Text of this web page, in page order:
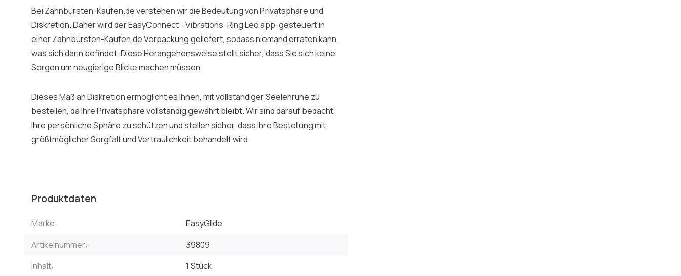
Bei Zahnbürsten-Kaufen.de verstehen wir die Bedeutung von Privatsphäre und
Diskretion. Daher wird der EasyConnect - Vibrations-Ring Leo app-gesteuert in
einer Zahnbürsten-Kaufen.de Verpackung geliefert, sodass niemand erraten kann,
was sich darin befindet. Diese Herangehensweise stellt sicher, dass Sie sich keine
Sorgen um neugierige Blicke machen müssen.
Dieses Maß an Diskretion ermöglicht es Ihnen, mit vollständiger Seelenruhe zu
bestellen, da Ihre Privatsphäre vollständig gewahrt bleibt. Wir sind darauf bedacht,
Ihre persönliche Sphäre zu schützen und stellen sicher, dass Ihre Bestellung mit
größtmöglicher Sorgfalt und Vertraulichkeit behandelt wird.
Produktdaten
Marke:
EasyGlide
Artikelnummer::
39809
Inhalt:
1 Stück